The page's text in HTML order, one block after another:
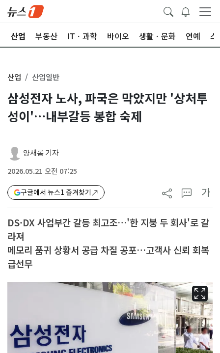
산업 부동산 ITㆍ과학 바이오 생활ㆍ문화 연예 스
산업 산업일반
삼성전자 노사, 파국은 막았지만 '상처투
성이'…내부갈등 봉합 숙제
양새롬 기자
2026.05.21 오전 07:25
구글에서 뉴스1 즐겨찾기 가
DS·DX 사업부간 갈등 최고조…'한 지붕 두 회사'로 갈
라져
메모리 품귀 상황서 공급 차질 공포…고객사 신뢰 회복
급선무